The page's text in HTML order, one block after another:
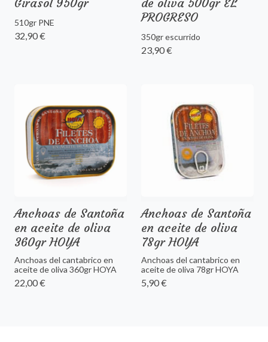
510gr PNE
32,90 €
PROGRESO
350gr escurrido
23,90 €
Anchoas de Santoña
en aceite de oliva
360gr HOYA
Anchoas del cantabrico en
aceite de oliva 360gr HOYA
22,00 €
Anchoas de Santoña
en aceite de oliva
78gr HOYA
Anchoas del cantabrico en
aceite de oliva 78gr HOYA
5,90 €